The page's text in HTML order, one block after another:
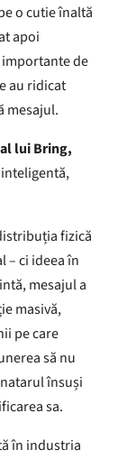
o cutie înaltă
apoi
de
au ridicat
mesajul.
lui Bring,
fizică
– ci ideea în
mesajul a
masivă,
pe care
să nu
însuși
sa.
în industria